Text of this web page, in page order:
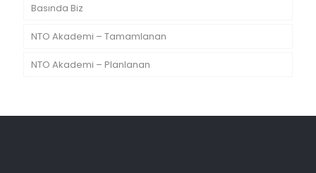
Basında Biz
NTO Akademi – Tamamlanan
NTO Akademi – Planlanan